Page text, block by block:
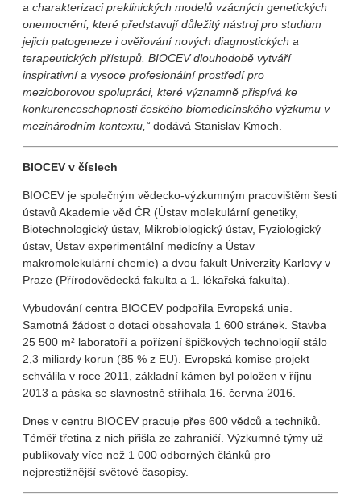
a charakterizaci preklinických modelů vzácných genetických
onemocnění, které představují důležitý nástroj pro studium
jejich patogeneze i ověřování nových diagnostických a
terapeutických přístupů. BIOCEV dlouhodobě vytváří
inspirativní a vysoce profesionální prostředí pro
mezioborovou spolupráci, které významně přispívá ke
konkurenceschopnosti českého biomedicínského výzkumu v
mezinárodním kontextu,“ dodává Stanislav Kmoch.
BIOCEV v číslech
BIOCEV je společným vědecko-výzkumným pracovištěm šesti
ústavů Akademie věd ČR (Ústav molekulární genetiky,
Biotechnologický ústav, Mikrobiologický ústav, Fyziologický
ústav, Ústav experimentální medicíny a Ústav
makromolekulární chemie) a dvou fakult Univerzity Karlovy v
Praze (Přírodovědecká fakulta a 1. lékařská fakulta).
Vybudování centra BIOCEV podpořila Evropská unie.
Samotná žádost o dotaci obsahovala 1 600 stránek. Stavba
25 500 m² laboratoří a pořízení špičkových technologií stálo
2,3 miliardy korun (85 % z EU). Evropská komise projekt
schválila v roce 2011, základní kámen byl položen v říjnu
2013 a páska se slavnostně stříhala 16. června 2016.
Dnes v centru BIOCEV pracuje přes 600 vědců a techniků.
Téměř třetina z nich přišla ze zahraničí. Výzkumné týmy už
publikovaly více než 1 000 odborných článků pro
nejprestižnější světové časopisy.